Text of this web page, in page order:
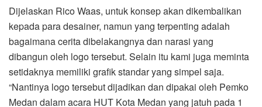
Dijelaskan Rico Waas, untuk konsep akan dikembalikan
kepada para desainer, namun yang terpenting adalah
bagaimana cerita dibelakangnya dan narasi yang
dibangun oleh logo tersebut. Selain itu kami juga meminta
setidaknya memiliki grafik standar yang simpel saja.
“Nantinya logo tersebut dijadikan dan dipakai oleh Pemko
Medan dalam acara HUT Kota Medan yang jatuh pada 1